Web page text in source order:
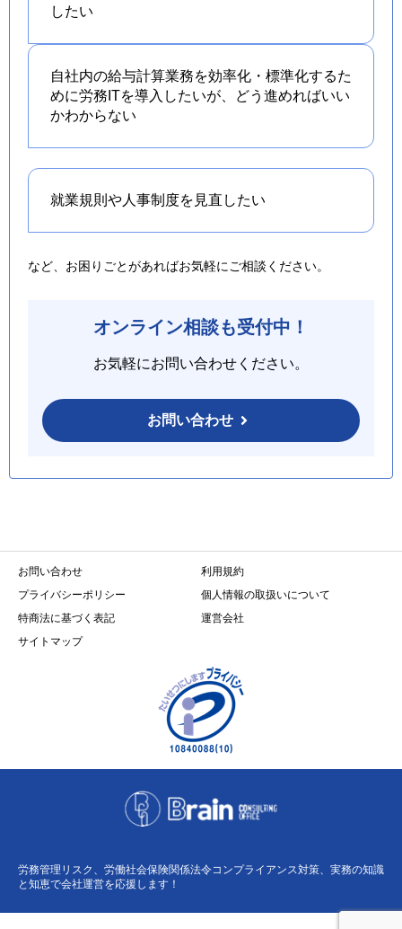
したい
自社内の給与計算業務を効率化・標準化するた
めに労務ITを導入したいが、どう進めればいい
かわからない
就業規則や人事制度を 見直したい
など、お困りごとがあればお気軽にご相談ください。
オンライン相談も受付中！
お気軽にお問い合わせください。
お問い合わせ
お問い合わせ
利用規約
プライバシーポリシー
個人情報の取扱いについて
特商法に基づく表記
運営会社
サイトマップ
労務管理リスク、労働社会保険関係法令コンプライアンス対策、実務の知識
と知恵で会社運営を応援します！